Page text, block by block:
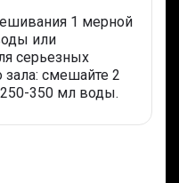
1 мерной
или
серьезных
зала: смешайте 2
350 мл воды.